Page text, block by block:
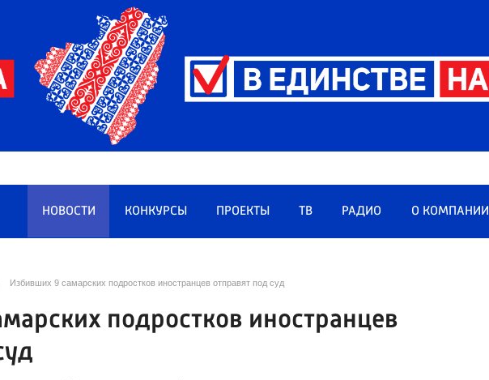
НОВОСТИ КОНКУРСЫ ПРОЕКТЫ ТВ РАДИО О КОМПАНИИ
Избивших 9 самарских подростков иностранцев отправят под суд
подростков иностранцев